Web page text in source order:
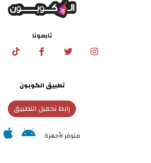
تابعونا
تطبيق الكوبون
رابط تحميل التطبيق
متوفر لأجهزة